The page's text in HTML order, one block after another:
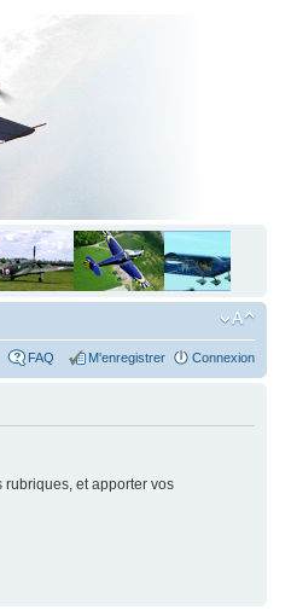
FAQ M'enregistrer Connexion
rubriques, et apporter vos